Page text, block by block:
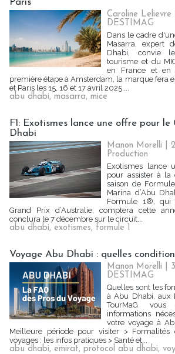
Paris
Caroline Lelievre
DESTIMAG
Dans le cadre
Masarra, expert
Dhabi, convie
tourisme et du
en France et en
première étape à Amsterdam, la marque fera
et Paris les 15, 16 et 17 avril 2025....
abu dhabi, masarra, mice
F1: Exotismes lance une offre pour
Dhabi
Manon Morelli |
Production
Exotismes lance
pour assister à la
saison de
Marina d’Abu
Formule 1®, qui
Grand Prix d’Australie, comptera cette
conclura le 7 décembre sur le circuit...
abu dhabi, exotismes, formule 1
Voyage Abu Dhabi : quelles
Manon Morelli |
DESTIMAG
Quelles sont les
à Abu Dhabi, aux
TourMaG
informations
votre voyage à
Meilleure période pour visiter > Formalités
voyages : les infos pratiques > Santé et...
abu dhabi, emirat, protocol abu dhabi,